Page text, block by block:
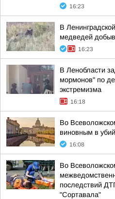
16:23
В
медведей
16:23
В Ленобласти
мормонов" по
экстремизма
16:18
Во
виновным в
16:08
Во
последствий
"Сортавала"